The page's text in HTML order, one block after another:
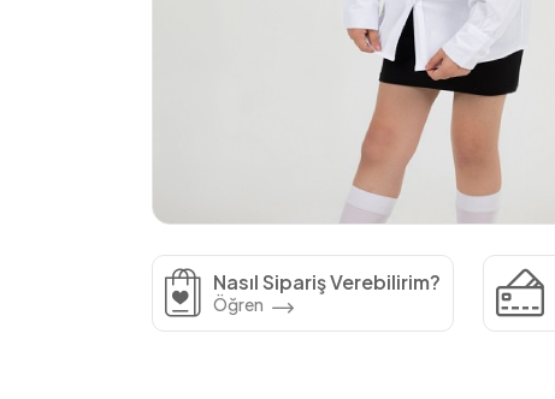
Nasıl Sipariş Verebilirim?
Öğren